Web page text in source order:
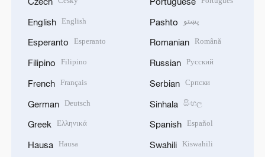
English English
Esperanto Esperanto
Filipino Filipino
French Français
German Deutsch
Greek Ελληνικά
Hausa Hausa
Pashto پښتو
Romanian Română
Russian Русский
Serbian Српски
Sinhala සිංහල
Spanish Español
Swahili Kiswahili